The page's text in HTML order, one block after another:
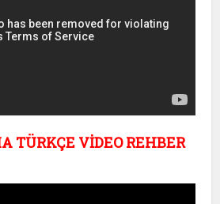
TÜRKÇE VİDEO REHBER